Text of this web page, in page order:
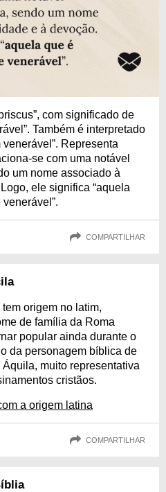
com significado de
Também é interpretado
Representa
se com uma notável
um nome associado à
ele significa “aquela
COMPARTILHAR
origem no latim,
de família da Roma
popular ainda durante o
da personagem bíblica de
muito representativa
cristãos.
a origem latina
COMPARTILHAR